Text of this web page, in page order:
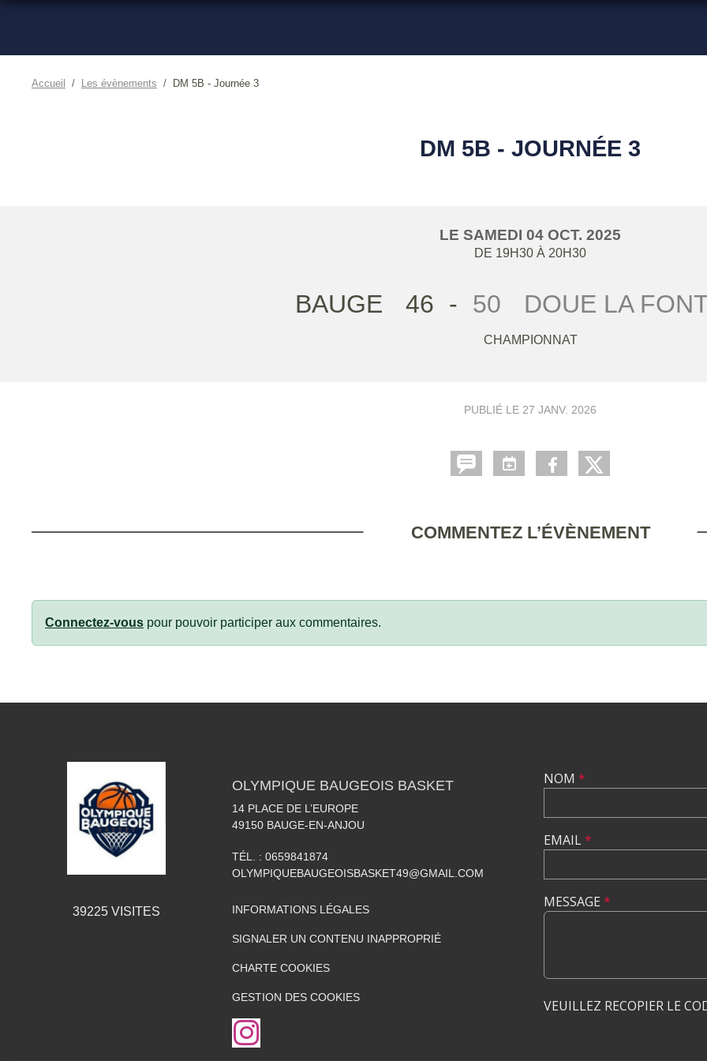
Accueil Les évènements DM 5B - Journée 3
DM 5B - JOURNÉE 3
LE SAMEDI 04 OCT. 2025
DE 19H30 À 20H30
BAUGE 46 - 50 DOUE LA
CHAMPIONNAT
PUBLIÉ LE 27 JANV. 2026
COMMENTEZ L’ÉVÈNEMENT
Connectez-vous pour pouvoir participer aux commentaires.
39225VISITES
OLYMPIQUE BAUGEOIS BASKET
14 PLACE DE L’EUROPE
49150 BAUGE-EN-ANJOU
TÉL. : 0659841874
OLYMPIQUEBAUGEOISBASKET49@GMAIL.COM
INFORMATIONS LÉGALES
SIGNALER UN CONTENU INAPPROPRIÉ
CHARTE COOKIES
GESTION DES COOKIES
NOM *
EMAIL*
MESSAGE *
VEUILLEZ RECOPIER LE